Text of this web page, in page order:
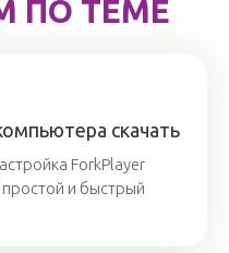
ПО ТЕМЕ
скачать
ForkPlayer
простой и быстрый